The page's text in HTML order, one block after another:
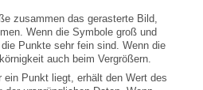
auch beim Vergrößern.